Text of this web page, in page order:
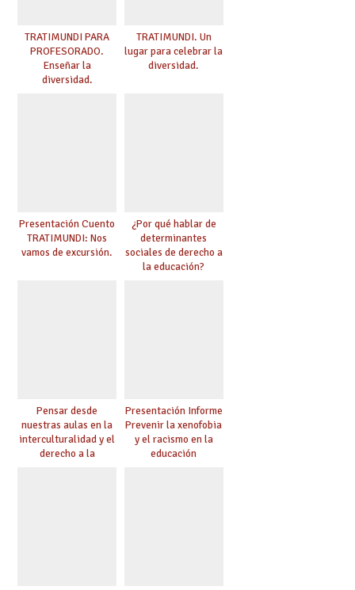
TRATIMUNDI PARA
PROFESORADO.
Enseñar la
diversidad.
TRATIMUNDI. Un
lugar para celebrar la
diversidad.
Presentación Cuento
TRATIMUNDI: Nos
vamos de excursión.
¿Por qué hablar de
determinantes
sociales de derecho a
la educación?
Pensar desde
nuestras aulas en la
interculturalidad y el
derecho a la
Presentación Informe
Prevenir la xenofobia
y el racismo en la
educación